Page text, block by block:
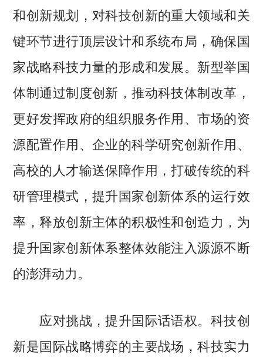
和创新规划，对科技创新的重大领域和关
键环节进行顶层设计和系统布局，确保国
家战略科技力量的形成和发展。新型举国
体制通过制度创新，推动科技体制改革，
更好发挥政府的组织服务作用、市场的资
源配置作用、企业的科学研究创新作用、
高校的人才输送保障作用，打破传统的科
研管理模式，提升国家创新体系的运行效
率，释放创新主体的积极性和创造力，为
提升国家创新体系整体效能注入源源不断
的澎湃动力。
应对挑战，提升国际话语权。科技创
新是国际战略博弈的主要战场，科技实力